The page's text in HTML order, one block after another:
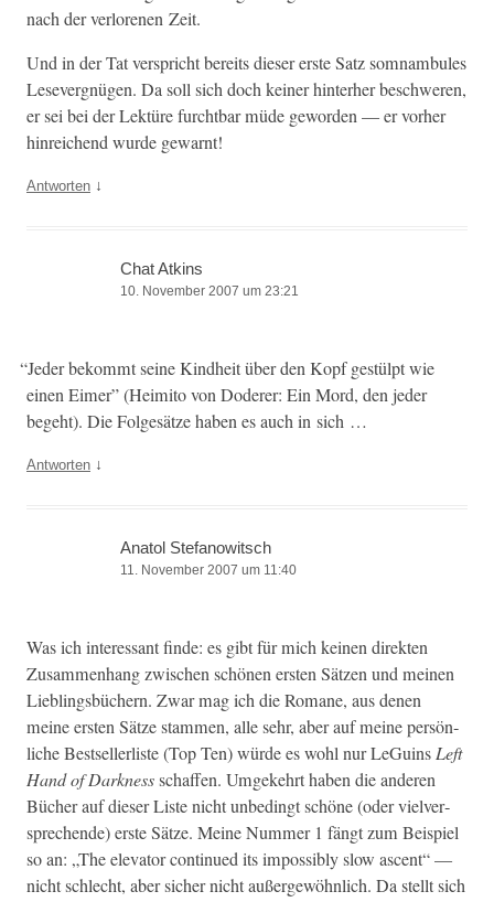
nach der ver­lore­nen Zeit.
Und in der Tat ver­spricht bere­its dieser erste Satz som­nam­bules
Lesev­ergnü­gen. Da soll sich doch kein­er hin­ter­her beschw­eren,
er sei bei der Lek­türe furcht­bar müde gewor­den — er vorher
hin­re­ichend wurde gewarnt!
Antworten ↓
Chat Atkins
10. November 2007 um 23:21
“Jed­er bekommt seine Kind­heit über den Kopf gestülpt wie
einen Eimer” (Heim­i­to von Doder­er: Ein Mord, den jed­er
bege­ht). Die Folgesätze haben es auch in sich …
Antworten ↓
Anatol Stefanowitsch
11. November 2007 um 11:40
Was ich inter­es­sant finde: es gibt für mich keinen direk­ten
Zusam­men­hang zwis­chen schö­nen ersten Sätzen und meinen
Lieblings­büch­ern. Zwar mag ich die Romane, aus denen
meine ersten Sätze stam­men, alle sehr, aber auf meine per­sön­
liche Best­sellerliste (Top Ten) würde es wohl nur LeGuins Left
Hand of Dark­nessschaf­fen. Umgekehrt haben die anderen
Büch­er auf dieser Liste nicht unbe­d­ingt schöne (oder vielver­
sprechende) erste Sätze. Meine Num­mer 1 fängt zum Beispiel
so an: „The ele­va­tor con­tin­ued its impos­si­bly slow ascent“ —
nicht schlecht, aber sich­er nicht außergewöhn­lich. Da stellt sich